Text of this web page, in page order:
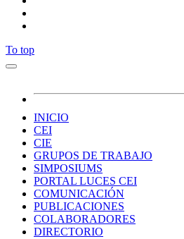
To top
INICIO
CEI
CIE
GRUPOS DE TRABAJO
SIMPOSIUMS
PORTAL LUCES CEI
COMUNICACIÓN
PUBLICACIONES
COLABORADORES
DIRECTORIO